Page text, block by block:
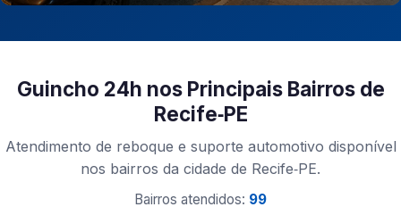
Guincho 24h nos Principais Bairros de
Recife‑PE
Atendimento de reboque e suporte automotivo disponível
nos bairros da cidade de Recife‑PE.
Bairros atendidos: 99